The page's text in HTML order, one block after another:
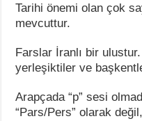
Tarihi önemi olan çok
mevcuttur.
Farslar İranlı bir
yerleşiktiler ve
Arapçada “p” sesi
“Pars/Pers” olarak